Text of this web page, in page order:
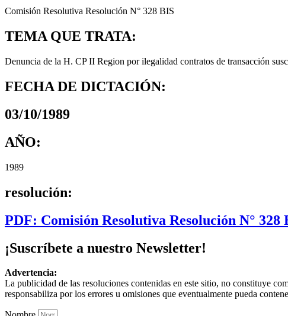
Comisión Resolutiva Resolución N° 328 BIS
TEMA QUE TRATA:
Denuncia de la H. CP II Region por ilegalidad contratos de transacción
FECHA DE DICTACIÓN:
03/10/1989
AÑO:
1989
resolución:
PDF: Comisión Resolutiva Resolución N° 328
¡Suscríbete a nuestro Newsletter!
Advertencia:
La publicidad de las resoluciones contenidas en este sitio, no constituye
responsabiliza por los errores u omisiones que eventualmente pueda